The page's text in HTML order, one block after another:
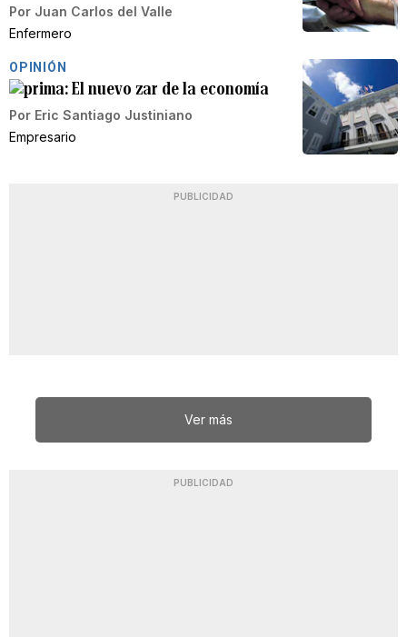
Por Juan Carlos del Valle
Enfermero
OPINIÓN
El nuevo zar de la economía
Por Eric Santiago Justiniano
Empresario
PUBLICIDAD
Ver más
PUBLICIDAD